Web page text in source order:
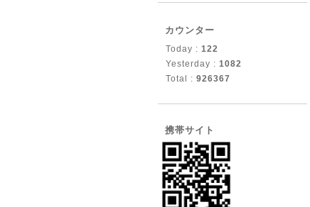
カウンター
Today : 122
Yesterday : 1082
Total : 926367
携帯サイト